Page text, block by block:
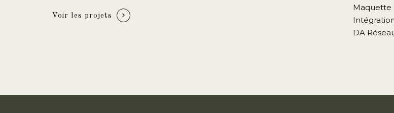
Voir les projets
Maquette
DA